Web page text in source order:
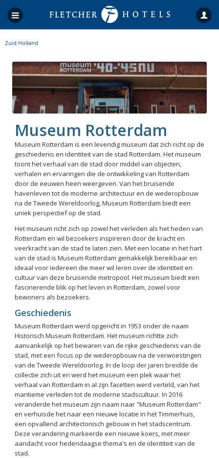
Zuid Holland
Museum Rotterdam
Museum Rotterdam is een levendig museum dat zich richt op de
geschiedenis en identiteit van de stad Rotterdam. Het museum
toont het verhaal van de stad door middel van objecten,
verhalen en ervaringen die de ontwikkeling van Rotterdam
door de eeuwen heen weergeven. Van het bruisende
havenleven tot de moderne architectuur en de wederopbouw
na de Tweede Wereldoorlog, Museum Rotterdam biedt een
uniek perspectief op de stad.
Het museum richt zich op zowel het verleden als het heden van
Rotterdam en wil bezoekers inspireren door de kracht en
veerkracht van de stad te laten zien. Met een locatie in het hart
van de stad is Museum Rotterdam gemakkelijk bereikbaar en
ideaal voor iedereen die meer wil leren over de identiteit en
cultuur van deze bruisende metropool. Het museum biedt een
fascinerende blik op het leven in Rotterdam, zowel voor
bewoners als bezoekers.
Geschiedenis
Museum Rotterdam werd opgericht in 1953 onder de naam
Historisch Museum Rotterdam. Het museum richtte zich
aanvankelijk op het bewaren van de rijke geschiedenis van de
stad, met een focus op de wederopbouw na de verwoestingen
van de Tweede Wereldoorlog. In de loop der jaren breidde de
collectie zich uit en werd het museum een plek waar het
verhaal van Rotterdam in al zijn facetten werd verteld, van het
maritieme verleden tot de moderne stadscultuur. In 2016
veranderde het museum zijn naam naar "Museum Rotterdam"
en verhuisde het naar een nieuwe locatie in het Timmerhuis,
een opvallend architectonisch gebouw in het stadscentrum.
Deze verandering markeerde een nieuwe koers, met meer
aandacht voor hedendaagse thema's en de identiteit van de
stad.